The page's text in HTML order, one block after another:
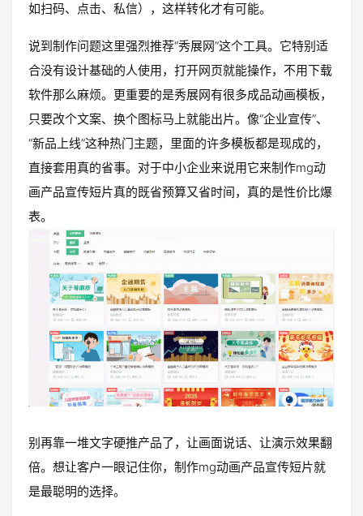
如扫码、点击、私信），这样转化才有可能。
说到制作问题这里强烈推荐“秀展网”这个工具。它特别适
合没有设计基础的人使用，打开网页就能操作，不用下载
软件那么麻烦。更重要的是秀展网有很多成品动画模板，
只要改个文案、换个图标马上就能出片。像“企业宣传”、
“新品上线”这种热门主题，里面的许多模板都是现成的，
直接套用真的省事。对于中小企业来说用它来制作mg动
画产品宣传短片真的既省预算又省时间，真的是性价比爆
表。
别再靠一堆文字硬推产品了，让画面说话、让演示效果翻
倍。想让客户一眼记住你，制作mg动画产品宣传短片就
是最聪明的选择。